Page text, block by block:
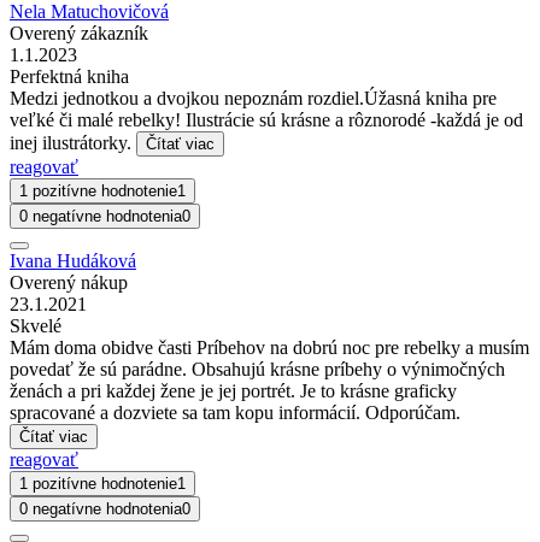
Nela Matuchovičová
Overený zákazník
1.1.2023
Perfektná kniha
Medzi jednotkou a dvojkou nepoznám rozdiel.Úžasná kniha pre
veľké či malé rebelky! Ilustrácie sú krásne a rôznorodé -každá je od
inej ilustrátorky.
Čítať viac
reagovať
1 pozitívne hodnotenie1
0 negatívne hodnotenia0
Ivana Hudáková
Overený nákup
23.1.2021
Skvelé
Mám doma obidve časti Príbehov na dobrú noc pre rebelky a musím
povedať že sú parádne. Obsahujú krásne príbehy o výnimočných
ženách a pri každej žene je jej portrét. Je to krásne graficky
spracované a dozviete sa tam kopu informácií. Odporúčam.
Čítať viac
reagovať
1 pozitívne hodnotenie1
0 negatívne hodnotenia0